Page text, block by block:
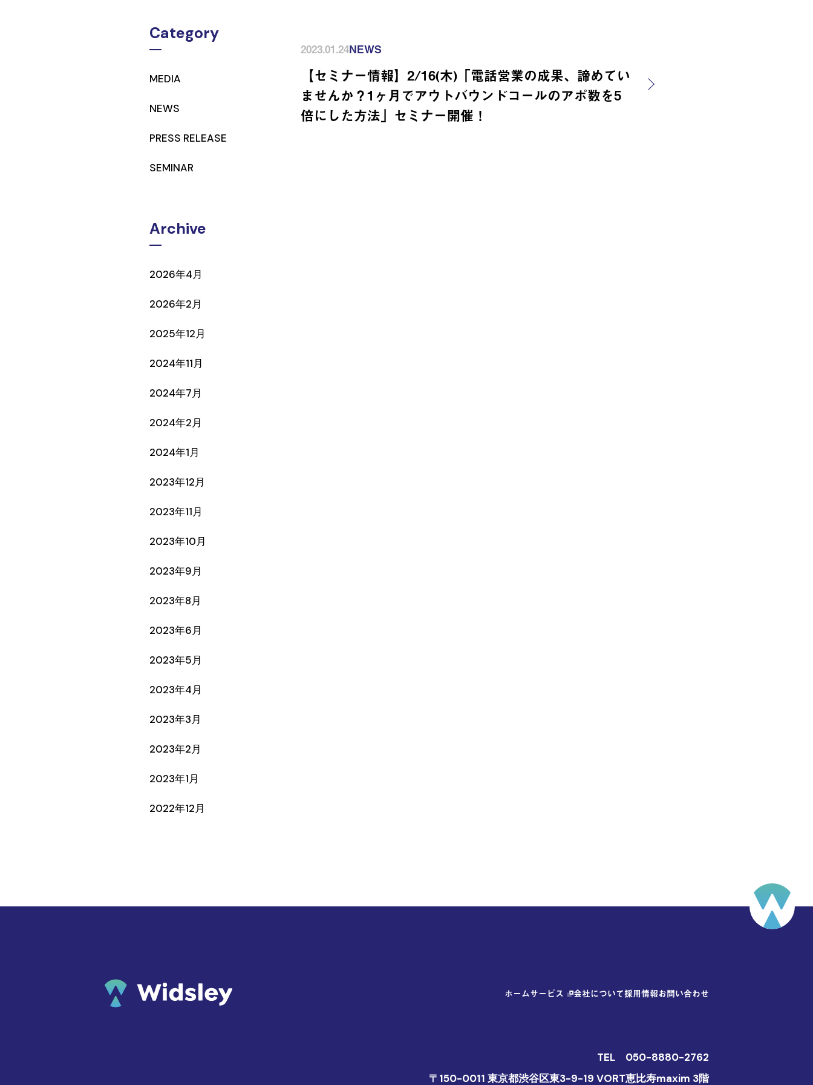
Category
MEDIA
NEWS
PRESS RELEASE
SEMINAR
Archive
2026年4月
2026年2月
2025年12月
2024年11月
2024年7月
2024年2月
2024年1月
2023年12月
2023年11月
2023年10月
2023年9月
2023年8月
2023年6月
2023年5月
2023年4月
2023年3月
2023年2月
2023年1月
2022年12月
2023.01.24NEWS
【セミナー情報】2/16(木)「電話営業の成果、諦めてい
ませんか？1ヶ月でアウトバウンドコールのアポ数を5
倍にした方法」セミナー開催！
ホームサービス 会社について採用情報お問い合わせ
TEL
050-8880-2762
〒150-0011 東京都渋谷区東3-9-19 VORT恵比寿maxim 3階